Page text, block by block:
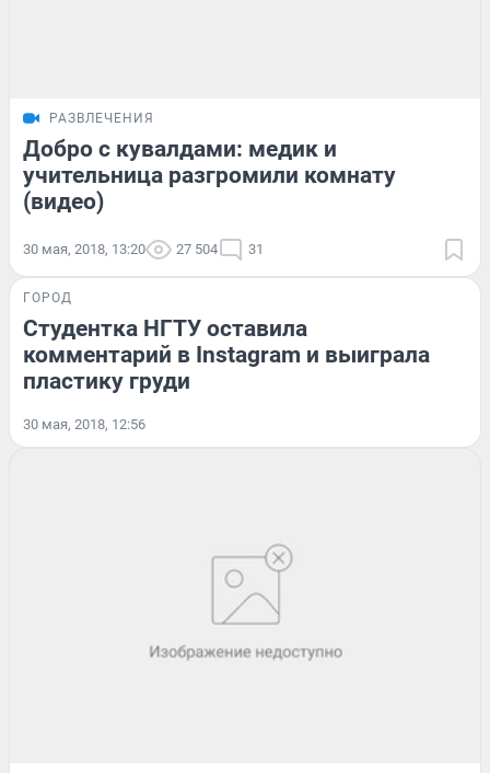
РАЗВЛЕЧЕНИЯ
Добро с кувалдами: медик и
учительница разгромили комнату
(видео)
30 мая, 2018, 13:20 27 504 31
ГОРОД
Студентка НГТУ оставила
комментарий в Instagram и выиграла
пластику груди
30 мая, 2018, 12:56